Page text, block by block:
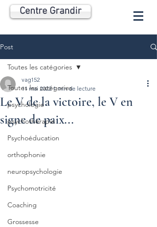
Centre Grandir
Post
Toutes les catégories
psychologie
psychothérapie
Psychoéducation
orthophonie
neuropsychologie
Psychomotricité
Coaching
Grossesse
Toutes les catégories
Le V de la victoire, le V en
signe de paix...
vag152
11 mai 2022 1 min de lecture